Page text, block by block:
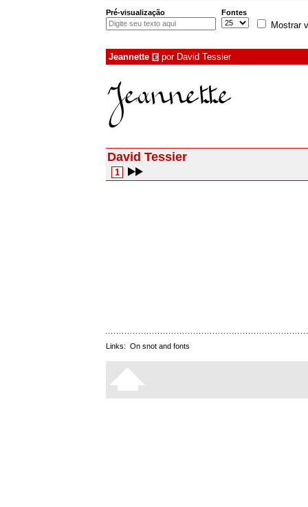
Pré-visualização Fontes
Mostrar
Jeannette € por David Tessier
David Tessier
1
Links: On snot and fonts